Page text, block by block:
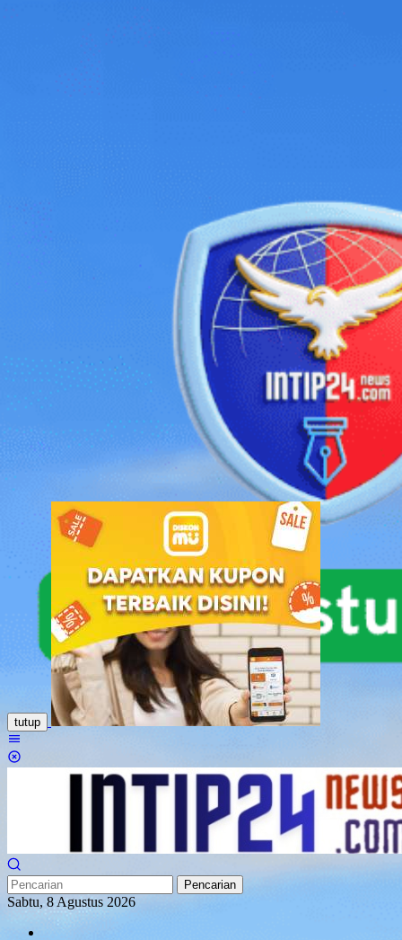
tutup
Pencarian
Sabtu, 8 Agustus 2026